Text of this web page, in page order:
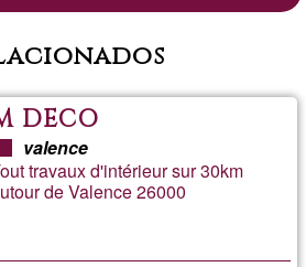
DECO
valence
travaux d'intérieur sur 30km
de Valence 26000